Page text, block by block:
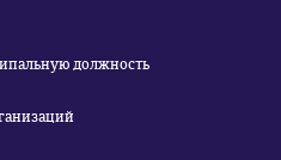
должность